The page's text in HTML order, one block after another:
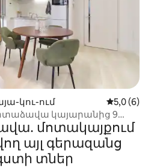
կու-ում Միջին
5,0 (6)
կայարանից 9
վրա, խոհանոցով,
բնակարան։
մոտակայքում
այլ գերազանց
տներ